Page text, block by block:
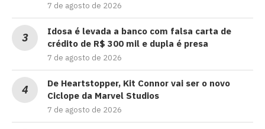
7 de agosto de 2026
Idosa é levada a banco com falsa carta de
crédito de R$ 300 mil e dupla é presa
7 de agosto de 2026
De Heartstopper, Kit Connor vai ser o novo
Ciclope da Marvel Studios
7 de agosto de 2026